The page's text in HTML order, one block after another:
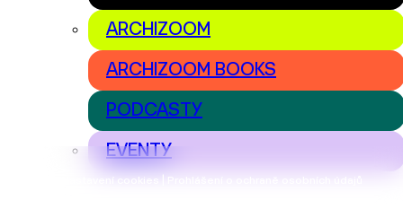
Nastavení cookies | Prohlášení o ochraně osobních údajů
ARCHIZOOM
ARCHIZOOM BOOKS
PODCASTY
EVENTY